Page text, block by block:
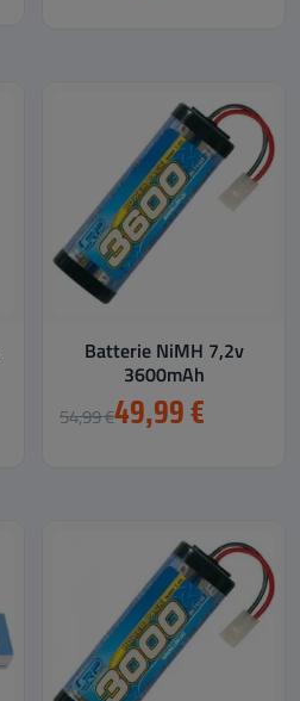
Batterie NiMH 7,2v
3600mAh
54,99 €49,99 €